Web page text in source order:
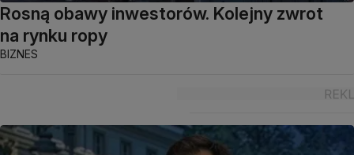
Rosną obawy inwestorów. Kolejny zwrot
na rynku ropy
BIZNES